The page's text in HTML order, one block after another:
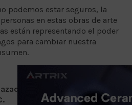
podemos estar seguros, la
en estas obras de arte
están representando el poder
para cambiar nuestra
de ballenas siberiano,